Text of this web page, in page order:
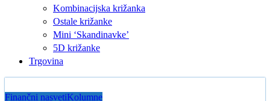
Kombinacijska križanka
Ostale križanke
Mini ‘Skandinavke’
5D križanke
Trgovina
Finančni nasvetiKolumne